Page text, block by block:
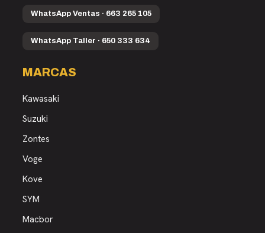
WhatsApp Ventas · 663 265 105
WhatsApp Taller · 650 333 634
MARCAS
Kawasaki
Suzuki
Zontes
Voge
Kove
SYM
Macbor